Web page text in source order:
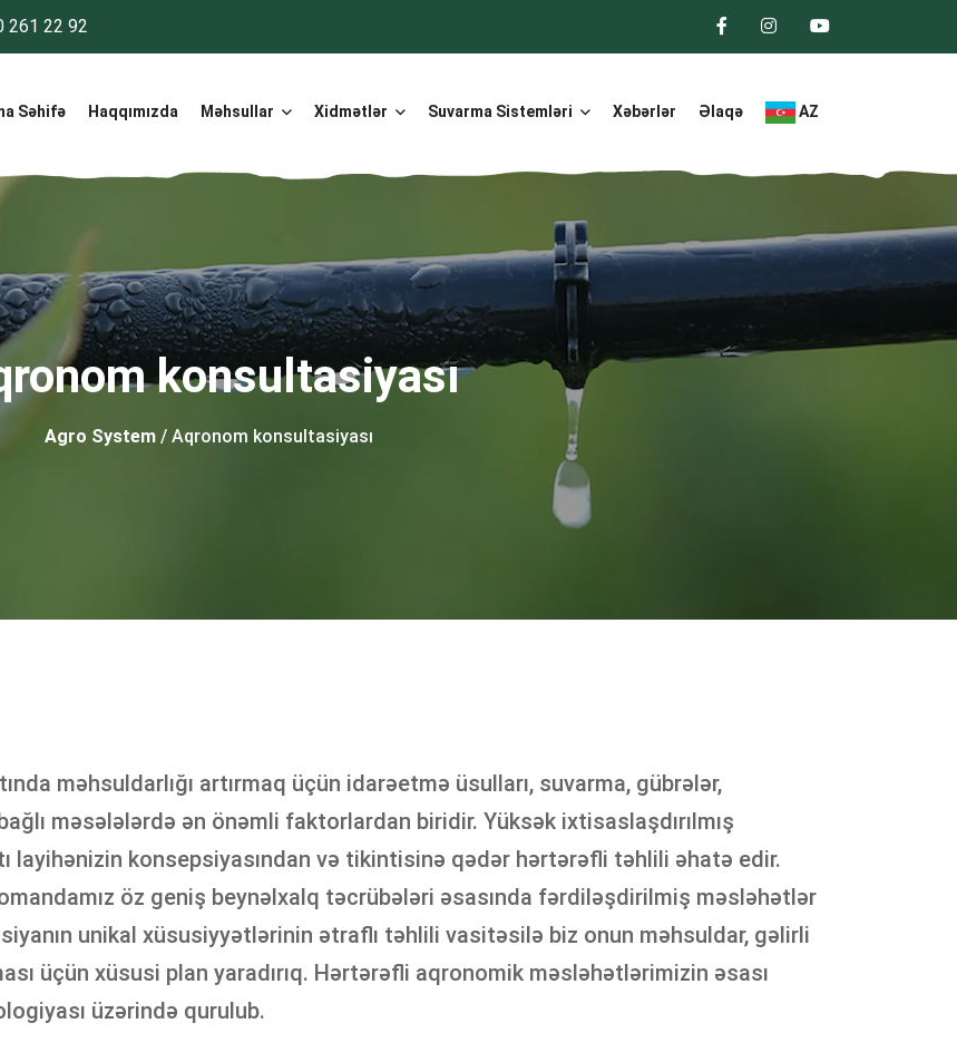
261 22 92
Səhifə Haqqımızda Məhsullar Xidmətlər Suvarma Sistemləri Xəbərlər Əlaqə AZ
konsultasiyası
Agro System/ Aqronom konsultasiyası
məhsuldarlığı artırmaq üçün idarəetmə üsulları, suvarma, gübrələr,
məsələlərdə ən önəmli faktorlardan biridir. Yüksək ixtisaslaşdırılmış
layihənizin konsepsiyasından və tikintisinə qədər hərtərəfli təhlili əhatə edir.
öz geniş beynəlxalq təcrübələri əsasında fərdiləşdirilmiş məsləhətlər
unikal xüsusiyyətlərinin ətraflı təhlili vasitəsilə biz onun məhsuldar, gəlirli
üçün xüsusi plan yaradırıq. Hərtərəfli aqronomik məsləhətlərimizin əsası
üzərində qurulub.